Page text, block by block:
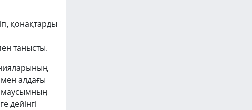
қонақтарды
танысты.
алдағы
маусымның
дейінгі